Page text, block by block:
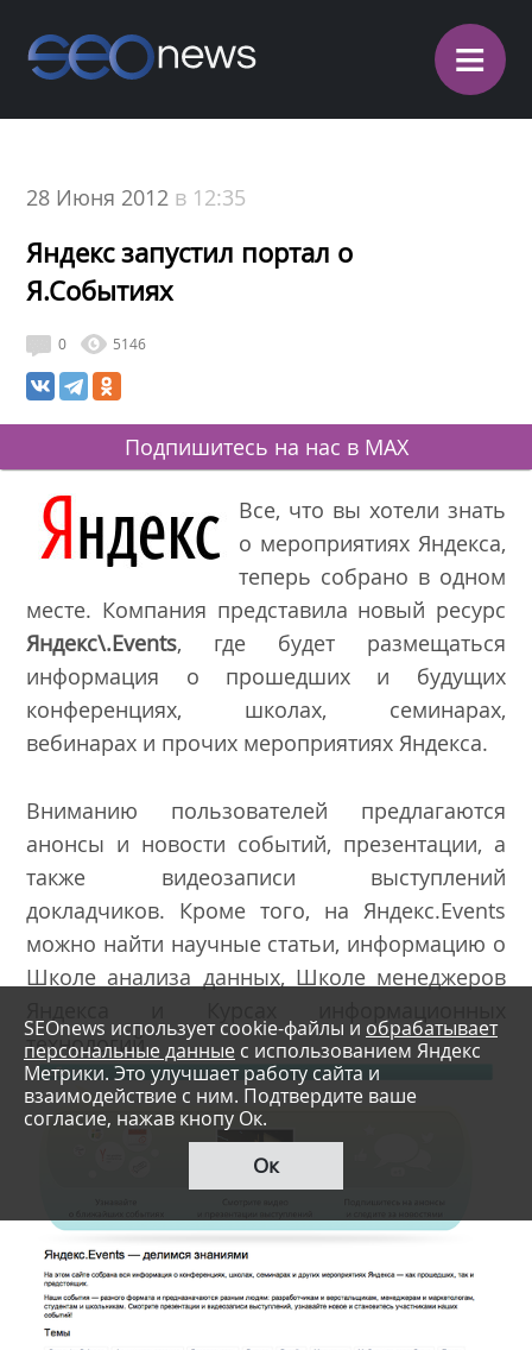
≡
28 Июня 2012 в 12:35
Яндекс запустил портал о
Я.Событиях
0 5146
Подпишитесь на нас в MAX
Все, что вы хотели знать
о мероприятиях Яндекса,
теперь собрано в одном
месте. Компания представила новый ресурс
Яндекс\.Events, где будет размещаться
информация о прошедших и будущих
конференциях, школах, семинарах,
вебинарах и прочих мероприятиях Яндекса.
Вниманию пользователей предлагаются
анонсы и новости событий, презентации, а
также видеозаписи выступлений
докладчиков. Кроме того, на Яндекс.Events
можно найти научные статьи, информацию о
Школе анализа данных, Школе менеджеров
технологий.
SEOnews использует cookie-файлы и обрабатывает
персональные данные с использованием Яндекс
Метрики. Это улучшает работу сайта и
взаимодействие с ним. Подтвердите ваше
согласие, нажав кнопу Ок.
Ок